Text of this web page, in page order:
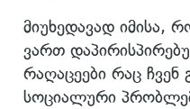
მიუხედავად იმისა,
ვართ
რაღაცეები რაც ჩვენ
სოციალური